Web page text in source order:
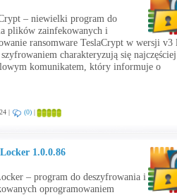
– niewielki program do
plików zainfekowanych i
ransomware TeslaCrypt w wersji v3
charakteryzują się najczęściej
komunikatem, który informuje o
| (0) |
1.0.0.86
– program do deszyfrowania i
oprogramowaniem